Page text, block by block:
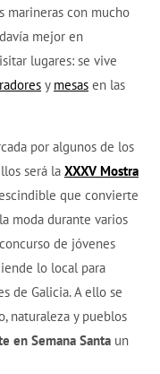
marineras con mucho
mejor en
lugares: se vive
y mesas en las
por algunos de los
será la XXXV Mostra
que convierte
moda durante varios
de jóvenes
lo local para
de Galicia. A ello se
naturaleza y pueblos
en Semana Santa un